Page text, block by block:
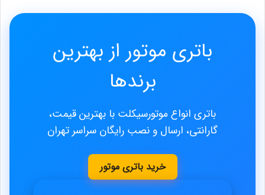
باتری موتور از بهترین
برند‌ها
باتری انواع موتورسیکلت با بهترین قیمت،
گارانتی، ارسال و نصب رایگان سراسر تهران
خرید باتری موتور